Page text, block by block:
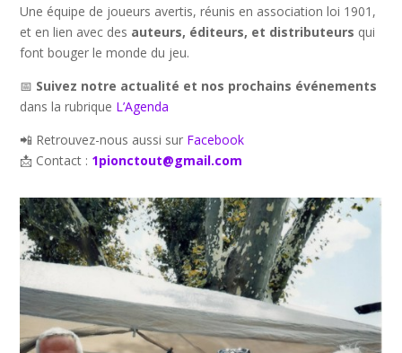
Une équipe de joueurs avertis, réunis en association loi 1901,
et en lien avec des auteurs, éditeurs, et distributeurs qui
font bouger le monde du jeu.
📅 Suivez notre actualité et nos prochains événements
dans la rubrique L’Agenda
📲 Retrouvez-nous aussi sur Facebook
📩 Contact : 1pionctout@gmail.com